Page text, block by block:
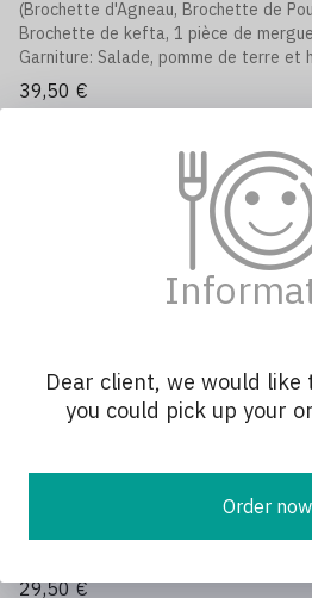
Dear client, we would
you could pick up your
Order now
(Brochette d'Agneau, Brochette de
Brochette de kefta, 1 pièce de
Garniture: Salade, pomme de terre et
verts
39,50 €
notre semoule roulée à la main
(1/2 épaule d'agneau grillée)
Couscous Royal
(Agneau, Boulette,merguez,Brochette)
29,50 €